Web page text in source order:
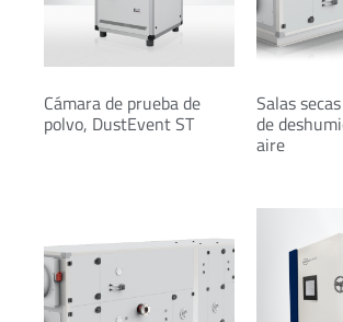
Cámara de prueba de
polvo, DustEvent ST
Salas
de
aire